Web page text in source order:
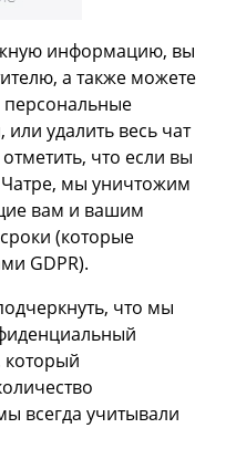
информацию, вы
а также можете
персональные
удалить весь чат
что если вы
Чатре, мы уничтожим
вам и вашим
(которые
GDPR).
что мы
который
всегда учитывали